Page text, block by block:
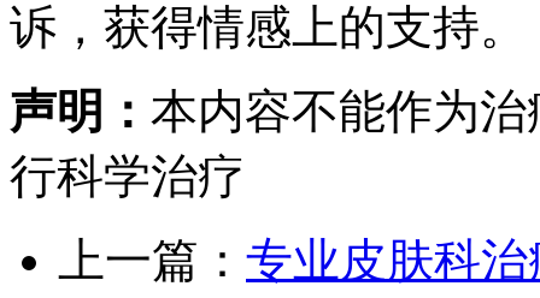
诉，获得情感上的支持。
声明： 本内容不能作为
行科学治疗
上一篇： 专业皮肤科治